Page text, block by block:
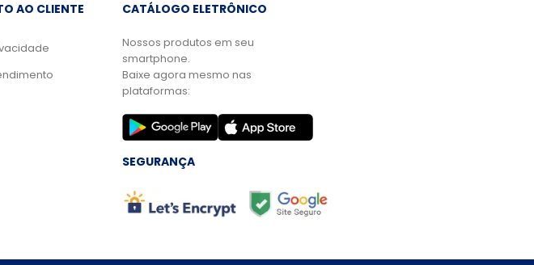
AO CLIENTE CATÁLOGO ELETRÔNICO
Nossos produtos em seu
smartphone.
Baixe agora mesmo nas
plataformas:
SEGURANÇA